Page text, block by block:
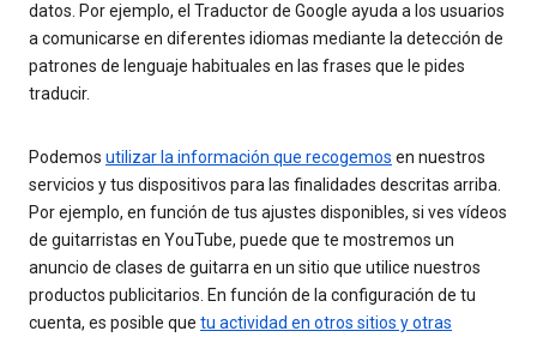
datos. Por ejemplo, el Traductor de Google ayuda a los usuarios
a comunicarse en diferentes idiomas mediante la detección de
patrones de lenguaje habituales en las frases que le pides
traducir.
Podemos utilizar la información que recogemos en nuestros
servicios y tus dispositivos para las finalidades descritas arriba.
Por ejemplo, en función de tus ajustes disponibles, si ves vídeos
de guitarristas en YouTube, puede que te mostremos un
anuncio de clases de guitarra en un sitio que utilice nuestros
productos publicitarios. En función de la configuración de tu
cuenta, es posible que tu actividad en otros sitios y otras